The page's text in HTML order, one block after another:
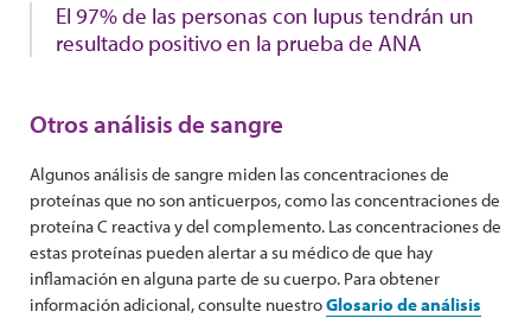
El 97% de las personas con lupus tendrán un
resultado positivo en la prueba de ANA
Otros análisis de sangre
Algunos análisis de sangre miden las concentraciones de
proteínas que no son anticuerpos, como las concentraciones de
proteína C reactiva y del complemento. Las concentraciones de
estas proteínas pueden alertar a su médico de que hay
inflamación en alguna parte de su cuerpo. Para obtener
información adicional, consulte nuestroGlosario de análisis